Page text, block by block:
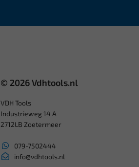
© 2026 Vdhtools.nl
VDH Tools
Industrieweg 14 A
2712LB Zoetermeer
079-7502444
info@vdhtools.nl